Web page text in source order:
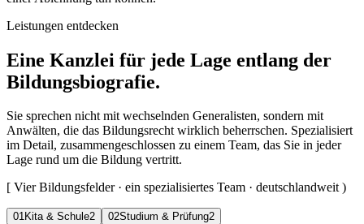
Leistungen entdecken
Eine Kanzlei für jede Lage entlang der
Bildungsbiografie.
Sie sprechen nicht mit wechselnden Generalisten, sondern mit
Anwälten, die das Bildungsrecht wirklich beherrschen. Spezialisiert
im Detail, zusammengeschlossen zu einem Team, das Sie in jeder
Lage rund um die Bildung vertritt.
[ Vier Bildungsfelder · ein spezialisiertes Team · deutschlandweit)
01Kita & Schule2 02Studium & Prüfung2